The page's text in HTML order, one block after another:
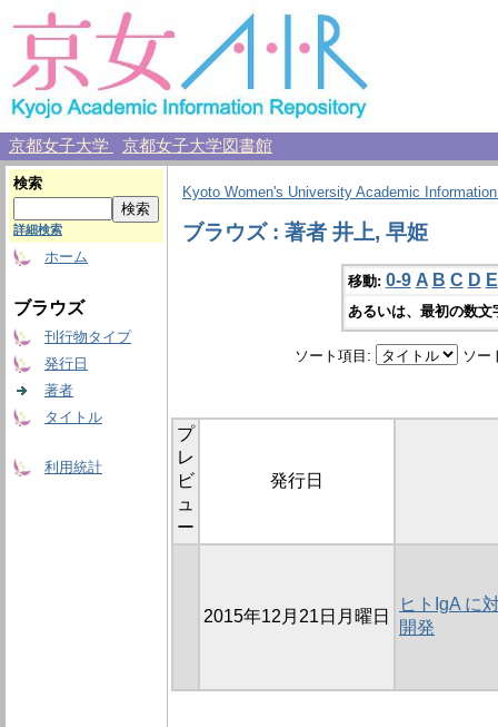
京都女子大学 京都女子大学図書館
検索
詳細検索
ホーム
ブラウズ
刊行物タイプ
発行日
著者
タイトル
利用統計
Kyoto Women's University Academic
ブラウズ : 著者 井上, 早姫
移動: 0-9 A B C D E
あるいは、最初の数
ソート項目: ソー
プ
レ
ビ
ュ
ー
発行日
2015年12月21日月曜日
ヒトIgA に
開発